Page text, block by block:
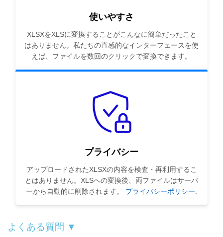
使いやすさ
XLSXをXLSに変換することがこんなに簡単だったこと
はありません。私たちの直感的なインターフェースを使
えば、ファイルを数回のクリックで変換できます。
プライバシー
アップロードされたXLSXの内容を検査・再利用するこ
とはありません。XLSへの変換後、両ファイルはサーバ
ーから自動的に削除されます。 プライバシーポリシー.
よくある質問 ▼